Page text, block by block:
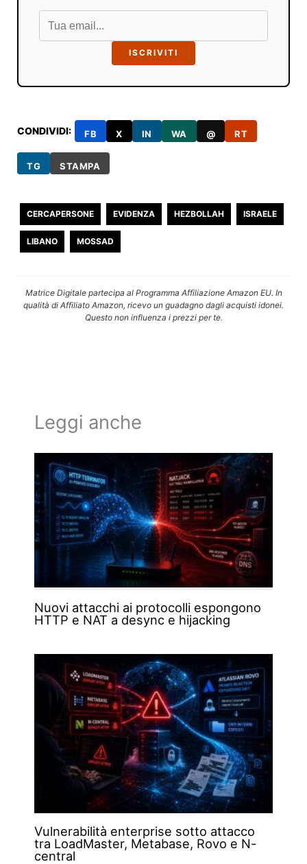
ISCRIVITI
CONDIVIDI: FB X IN WA @ RT
TG STAMPA
CERCAPERSONE EVIDENZA HEZBOLLAH ISRAELE
LIBANO MOSSAD
Matrice Digitale partecipa al Programma Affiliazione Amazon EU. In
qualità di Affiliato Amazon, ricevo un guadagno dagli acquisti idonei.
Questo non influenza i prezzi per te.
Leggi anche
Nuovi attacchi ai protocolli espongono
HTTP e NAT a desync e hijacking
Vulnerabilità enterprise sotto attacco
tra LoadMaster, Metabase, Rovo e N-
central